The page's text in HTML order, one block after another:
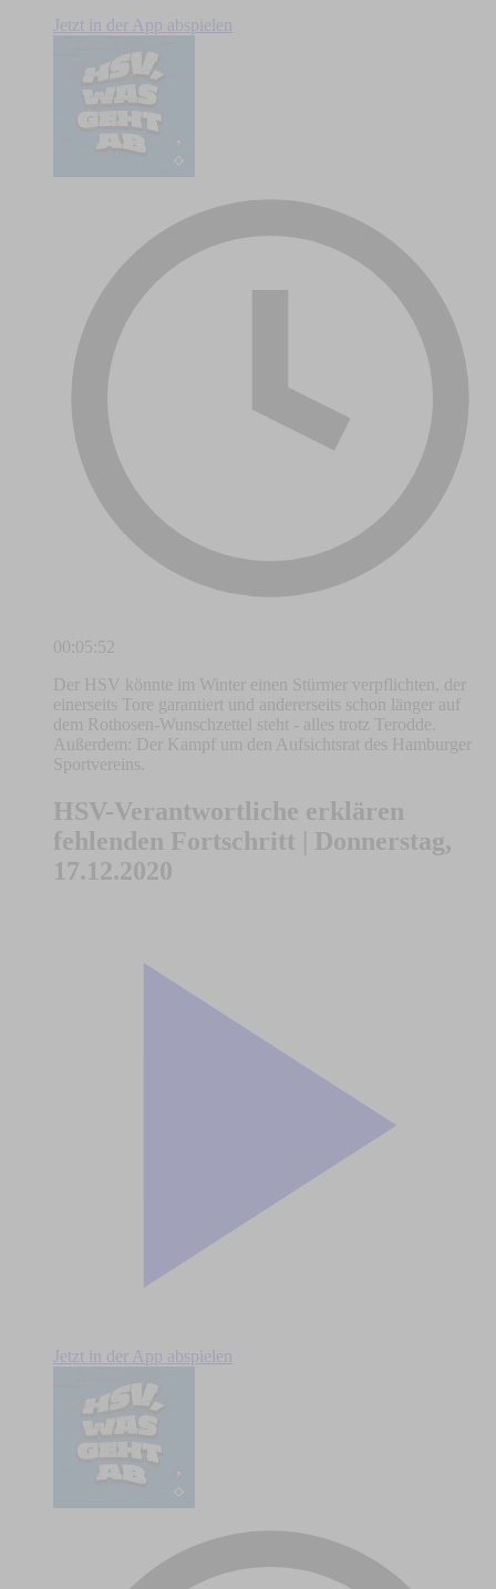
Jetzt in der App abspielen
00:05:52
Der HSV könnte im Winter einen Stürmer verpflichten, der
einerseits Tore garantiert und andererseits schon länger auf
dem Rothosen-Wunschzettel steht - alles trotz Terodde.
Außerdem: Der Kampf um den Aufsichtsrat des Hamburger
Sportvereins.
HSV-Verantwortliche erklären
fehlenden Fortschritt | Donnerstag,
17.12.2020
Jetzt in der App abspielen